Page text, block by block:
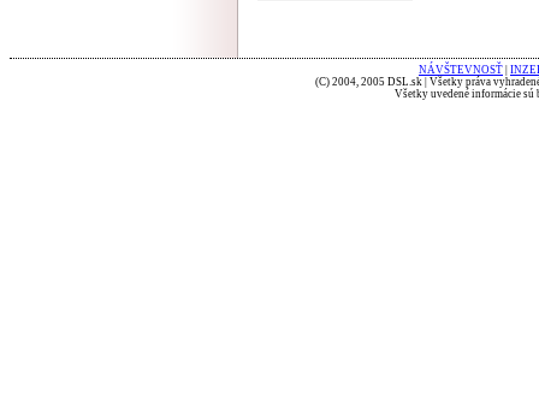
NÁVŠTEVNOSŤ
(C) 2004, 2005 DSL.sk | Všetky práva
Všetky uvedené informácie sú